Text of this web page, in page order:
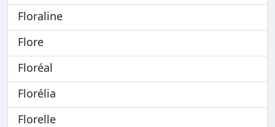
Floraline
Flore
Floréal
Florélia
Florelle